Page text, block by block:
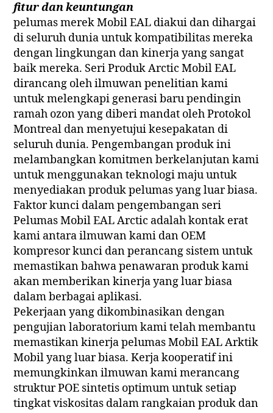
fitur dan keuntungan
pelumas merek Mobil EAL diakui dan dihargai
di seluruh dunia untuk kompatibilitas mereka
dengan lingkungan dan kinerja yang sangat
baik mereka. Seri Produk Arctic Mobil EAL
dirancang oleh ilmuwan penelitian kami
untuk melengkapi generasi baru pendingin
ramah ozon yang diberi mandat oleh Protokol
Montreal dan menyetujui kesepakatan di
seluruh dunia. Pengembangan produk ini
melambangkan komitmen berkelanjutan kami
untuk menggunakan teknologi maju untuk
menyediakan produk pelumas yang luar biasa.
Faktor kunci dalam pengembangan seri
Pelumas Mobil EAL Arctic adalah kontak erat
kami antara ilmuwan kami dan OEM
kompresor kunci dan perancang sistem untuk
memastikan bahwa penawaran produk kami
akan memberikan kinerja yang luar biasa
dalam berbagai aplikasi.
Pekerjaan yang dikombinasikan dengan
pengujian laboratorium kami telah membantu
memastikan kinerja pelumas Mobil EAL Arktik
Mobil yang luar biasa. Kerja kooperatif ini
memungkinkan ilmuwan kami merancang
struktur POE sintetis optimum untuk setiap
tingkat viskositas dalam rangkaian produk dan